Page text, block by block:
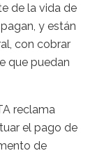
de la vida de
y están
con cobrar
que puedan
reclama
el pago de
de